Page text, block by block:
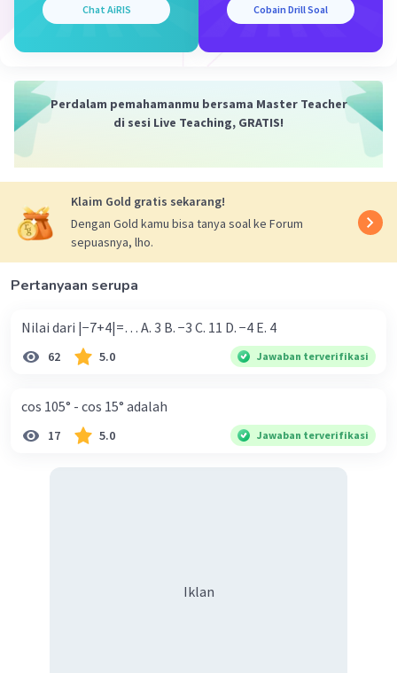
Iklan
Chat AiRIS Cobain Drill Soal
Perdalam pemahamanmu bersama Master Teacher
di sesi Live Teaching, GRATIS!
Klaim Gold gratis sekarang!
Dengan Gold kamu bisa tanya soal ke Forum
sepuasnya, lho.
Pertanyaan serupa
Nilai dari |−7+4|=… A. 3 B. −3 C. 11 D. −4 E. 4
62 5.0 Jawaban terverifikasi
cos 105° - cos 15° adalah
17 5.0 Jawaban terverifikasi
Iklan